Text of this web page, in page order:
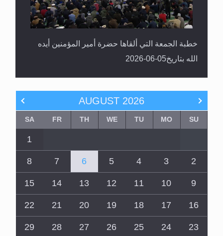
خطبة الجمعة التي ألقاها حضرة أمير المؤمنين أيده
الله بتاريخ05-06-2026
AUGUST 2026
SU
MO
TU
WE
TH
FR
SA
1
2
3
4
5
6
7
8
9
10
11
12
13
14
15
16
17
18
19
20
21
22
23
24
25
26
27
28
29